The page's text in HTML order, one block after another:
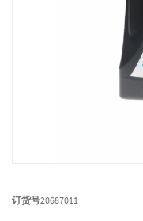
转
订货号20687011